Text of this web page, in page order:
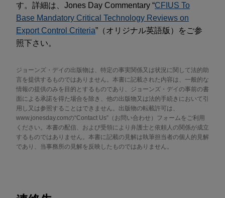
す。詳細は、Jones Day Commentary “CFIUS To
Base Mandatory Critical Technology Reviews on
Export Control Criteria”（オリジナル英語版）をご参
照下さい。
ジョーンズ・デイの出版物は、特定の事実関係又は状況に関して法的助
言を提供するものではありません。本書に記載された内容は、一般的な
情報の提供のみを目的とするものであり、ジョーンズ・デイの事前の書
面による承諾を得た場合を除き、他の出版物又は法的手続きにおいて引
用し又は参照することはできません。出版物の転載許可は、
www.jonesday.comの“Contact Us”（お問い合わせ）フォームをご利用
ください。本書の配信、および受領により弁護士と依頼人の関係が成立
するものではありません。本書に記載の見解は執筆担当者の個人的見解
であり、当事務所の見解を反映したものではありません。